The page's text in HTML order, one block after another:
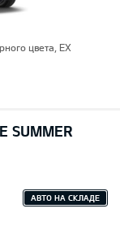
цвета, EX
SUMMER
АВТО НА СКЛАДЕ